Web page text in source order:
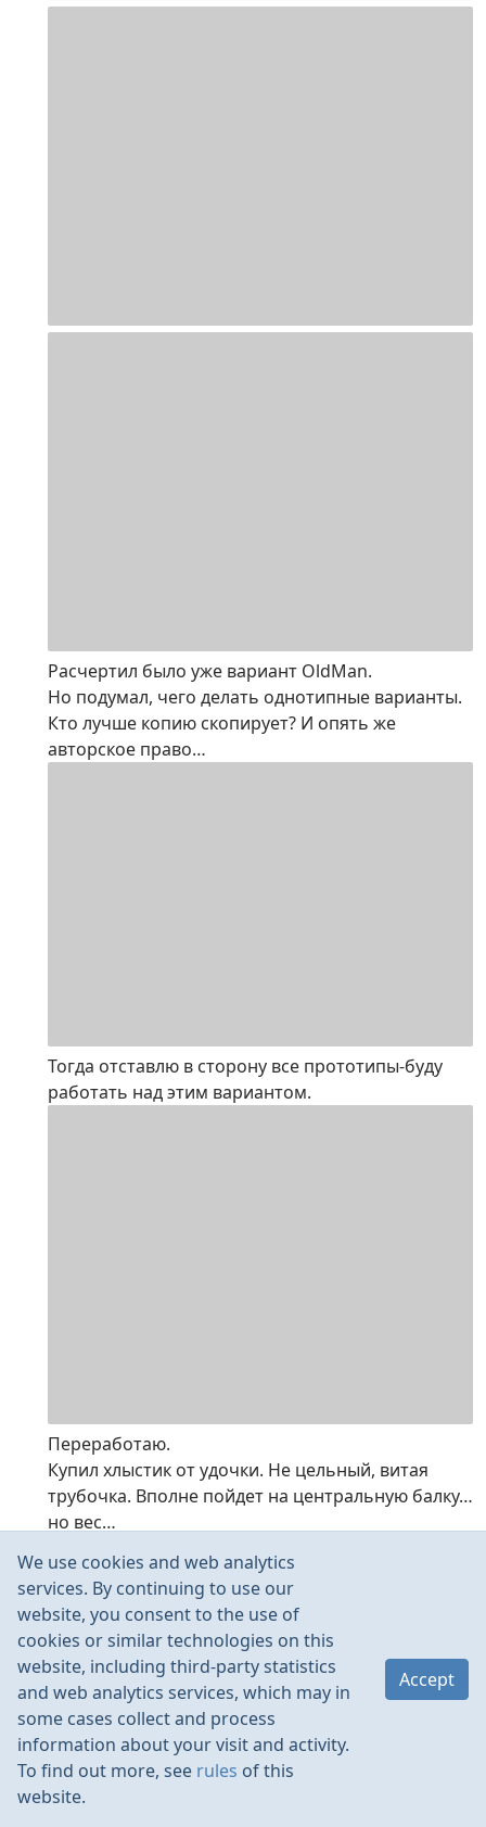
Расчертил было уже вариант OldMan.
Но подумал, чего делать однотипные варианты.
Кто лучше копию скопирует? И опять же
авторское право…
Тогда отставлю в сторону все прототипы-буду
работать над этим вариантом.
Переработаю.
Купил хлыстик от удочки. Не цельный, витая
трубочка. Вполне пойдет на центральную балку…
но вес…
Десять минут “говняканья” в ванной и вот
результат. С 3,5 грамм сострогал до 1. И то нужно
заметить, что не полная длина пойдет на
фюзеляж и крылья-отрежется часть.
We use cookies and web analytics
services. By continuing to use our
website, you consent to the use of
cookies or similar technologies on this
website, including third-party statistics
and web analytics services, which may in
some cases collect and process
information about your visit and activity.
To find out more, see rules of this
website.
Accept